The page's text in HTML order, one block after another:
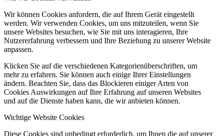
Wir können Cookies anfordern, die auf Ihrem Gerät eingestellt
werden. Wir verwenden Cookies, um uns mitzuteilen, wenn Sie
unsere Websites besuchen, wie Sie mit uns interagieren, Ihre
Nutzererfahrung verbessern und Ihre Beziehung zu unserer Website
anpassen.
Klicken Sie auf die verschiedenen Kategorienüberschriften, um
mehr zu erfahren. Sie können auch einige Ihrer Einstellungen
ändern. Beachten Sie, dass das Blockieren einiger Arten von
Cookies Auswirkungen auf Ihre Erfahrung auf unseren Websites
und auf die Dienste haben kann, die wir anbieten können.
Wichtige Website Cookies
Diese Cookies sind unbedingt erforderlich, um Ihnen die auf unserer